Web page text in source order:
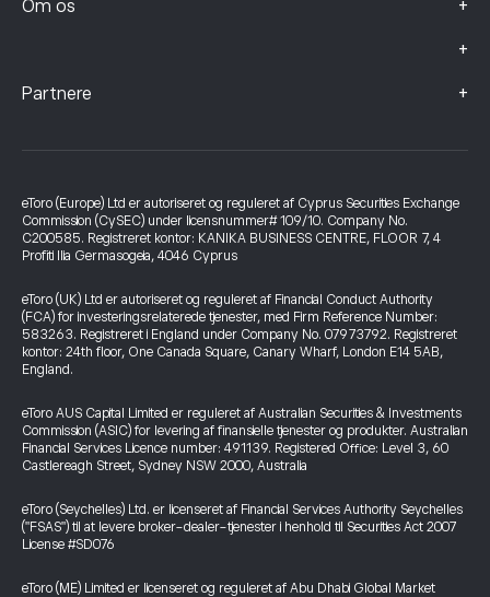
Om os +
+
Partnere +
eToro (Europe) Ltd er autoriseret og reguleret af Cyprus Securities Exchange
Commission (CySEC) under licensnummer# 109/10. Company No.
C200585. Registreret kontor: KANIKA BUSINESS CENTRE, FLOOR 7, 4
Profiti Ilia Germasogeia, 4046 Cyprus
eToro (UK) Ltd er autoriseret og reguleret af Financial Conduct Authority
(FCA) for investeringsrelaterede tjenester, med Firm Reference Number:
583263. Registreret i England under Company No. 07973792. Registreret
kontor: 24th floor, One Canada Square, Canary Wharf, London E14 5AB,
England.
eToro AUS Capital Limited er reguleret af Australian Securities & Investments
Commission (ASIC) for levering af finansielle tjenester og produkter. Australian
Financial Services Licence number: 491139. Registered Office: Level 3, 60
Castlereagh Street, Sydney NSW 2000, Australia
eToro (Seychelles) Ltd. er licenseret af Financial Services Authority Seychelles
("FSAS") til at levere broker-dealer-tjenester i henhold til Securities Act 2007
License #SD076
eToro (ME) Limited er licenseret og reguleret af Abu Dhabi Global Market